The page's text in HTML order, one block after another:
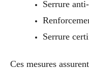
Serrure
Serrure
Ces mesures